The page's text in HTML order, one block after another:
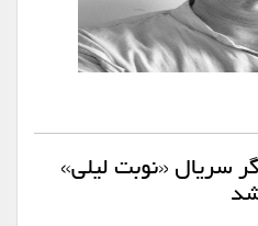
سریال «نوبت لیلی»